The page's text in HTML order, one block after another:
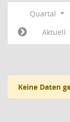
Quartal
Aktuell
Keine Daten